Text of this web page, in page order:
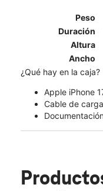
Peso
Duración
Altura
Ancho
¿Qué hay en la caja?
Apple iPhone
Cable de
Documentación